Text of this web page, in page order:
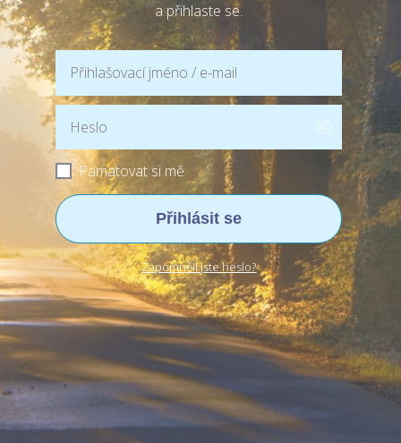
a přihlaste se.
Pamatovat si mě
Přihlásit se
Zapomněli jste heslo?